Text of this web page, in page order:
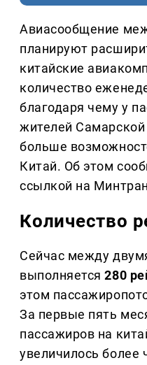
Авиасообщение
планируют
китайские
количество
благодаря чему у
жителей Самарской
больше
Китай. Об этом
ссылкой на
Количество
Сейчас между
выполняется280
этом
За первые пять
пассажиров на
увеличилось более